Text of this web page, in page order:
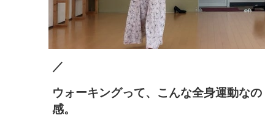
／
ウォーキングって、こんな全身運動な
感。